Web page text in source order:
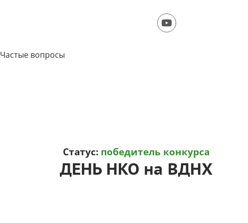
Частые вопросы
Статус: победитель конкурса
ДЕНЬ НКО на ВДНХ